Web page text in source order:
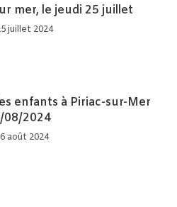
mer, le jeudi 25 juillet
juillet 2024
enfants à Piriac-sur-Mer
08/2024
6 août 2024